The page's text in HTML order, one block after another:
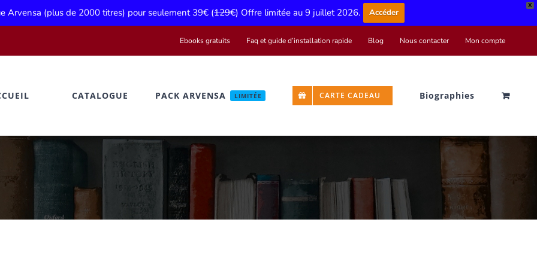
X
Arvensa (plus de 2000 titres) pour seulement 39€ (129€) Offre limitée au 9 juillet 2026. Accéder
Ebooks gratuits Faq et guide d’installation rapide Blog Nous contacter Mon compte
CATALOGUE PACK ARVENSA LIMITÉE CARTE CADEAU Biographies